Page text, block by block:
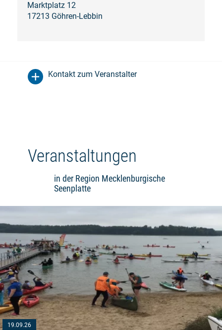
Marktplatz 12
17213 Göhren-Lebbin
Kontakt zum Veranstalter
Veranstaltungen
in der Region Mecklenburgische
Seenplatte
19.09.26